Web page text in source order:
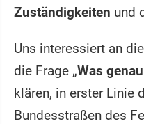
Zuständigkeiten und
Uns interessiert an
die Frage „Was
klären, in erster Linie
Bundesstraßen des